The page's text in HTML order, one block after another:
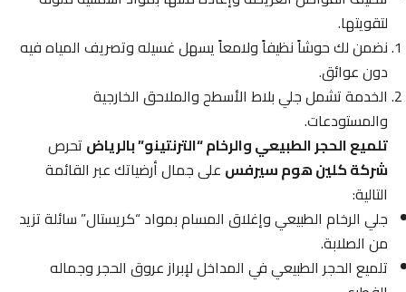
لتقويتها.
نضمن لك حوشاً نظيفاً ولامعاً يسهل غسيله وتصريف المياه فيه
دون عوائق.
الخدمة تشمل جلي بلاط الأسطح والملاحق الخارجية
والمستودعات.
تلميع الحجر الطبيعي والرخام “الترنتينو” بالرياضتحرص
شركة كلين هوم سيرفسعلى جمال أرضياتك عبر القائمة
التالية:
جلي الرخام الطبيعي وإغلاق المسام بمواد “كريستال” سائلة تزيد
من الصلابة.
تلميع الحجر الطبيعي في المداخل لإبراز عروق الحجر وجماله